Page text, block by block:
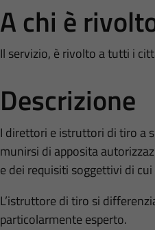
A chi è
Il servizio, è rivolto a tutti i
Descrizione
I direttori e istruttori di tiro a
munirsi di apposita
e dei requisiti soggettivi di
L’istruttore di tiro si
particolarmente esperto.